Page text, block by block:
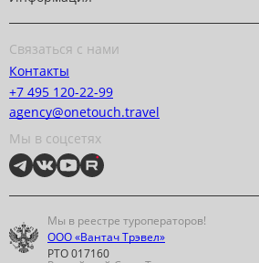
Связаться с нами
Контакты
+7 495 120-22-99
agency@onetouch.travel
Мы в соцсетях
Мы в реестре туроператоров!
ООО «Вантач Трэвел»
РТО 017160